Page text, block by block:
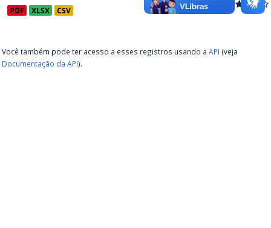
PDF XLSX CSV
Você também pode ter acesso a esses registros usando a API (veja
Documentação da API).